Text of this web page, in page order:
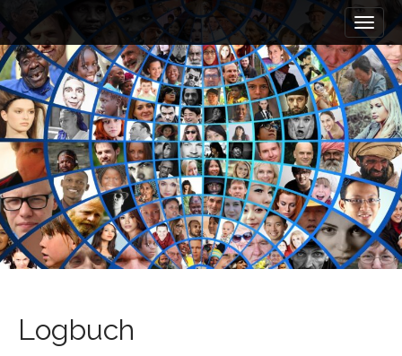
a
i
n
m
e
n
u
k
i
p
t
o
c
o
t
e
n
t
Logbuch